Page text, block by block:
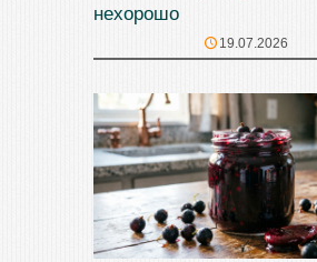
нехорошо
19.07.2026